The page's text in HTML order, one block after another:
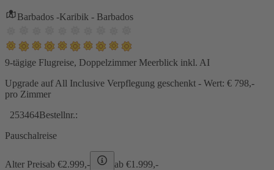
Barbados -Karibik - Barbados
9-tägige Flugreise, Doppelzimmer Meerblick inkl. AI
Upgrade auf All Inclusive Verpflegung geschenkt - Wert: € 798,-
pro Zimmer
253464Bestellnr.:
Pauschalreise
Alter Preisab €2.999,- ab €1.999,-